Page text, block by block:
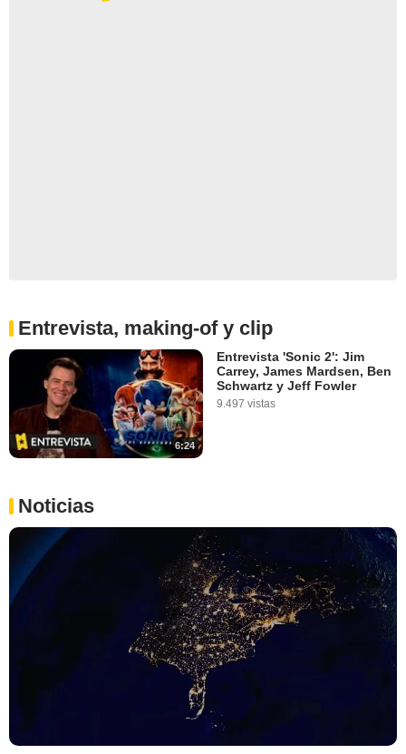
Entrevista, making-of y clip
6:24
Entrevista 'Sonic 2': Jim
Carrey, James Mardsen, Ben
Schwartz y Jeff Fowler
9.497 vistas
Noticias